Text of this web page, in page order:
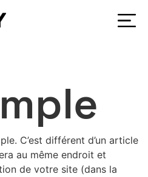
C’est différent d’un article
au même endroit et
de votre site (dans la